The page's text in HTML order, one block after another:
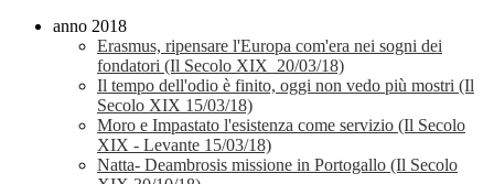
anno 2018
Erasmus, ripensare l'Europa com'era nei sogni dei
fondatori (Il Secolo XIX 20/03/18)
Il tempo dell'odio è finito, oggi non vedo più mostri (Il
Secolo XIX 15/03/18)
Moro e Impastato l'esistenza come servizio (Il Secolo
XIX - Levante 15/03/18)
Natta- Deambrosis missione in Portogallo (Il Secolo